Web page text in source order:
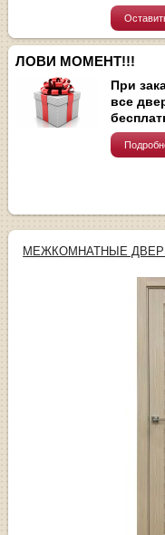
ЛОВИ МОМЕНТ!!!
При
все
МЕЖКОМНАТНЫЕ